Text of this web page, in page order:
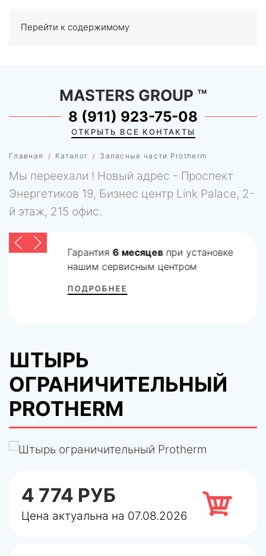
Перейти к содержимому
0
Главная Каталог Запасные части Protherm
MASTERS GROUP ™
8 (911) 923-75-08
ОТКРЫТЬ ВСЕ КОНТАКТЫ
Мы переехали ! Новый адрес - Проспект
Энергетиков 19, Бизнес центр Link Palace, 2-
й этаж, 215 офис.
Гарантия 6 месяцевпри установке
нашим сервисным центром
ПОДРОБНЕЕ
ШТЫРЬ
ОГРАНИЧИТЕЛЬНЫЙ
PROTHERM
4 774 РУБ
Цена актуальна на 07.08.2026